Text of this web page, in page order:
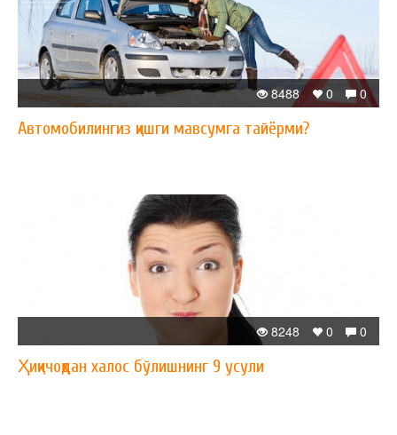
0
0
8488
Автомобилингиз қишги мавсумга тайёрми?
0
0
8248
Ҳиқичоқдан халос бўлишнинг 9 усули